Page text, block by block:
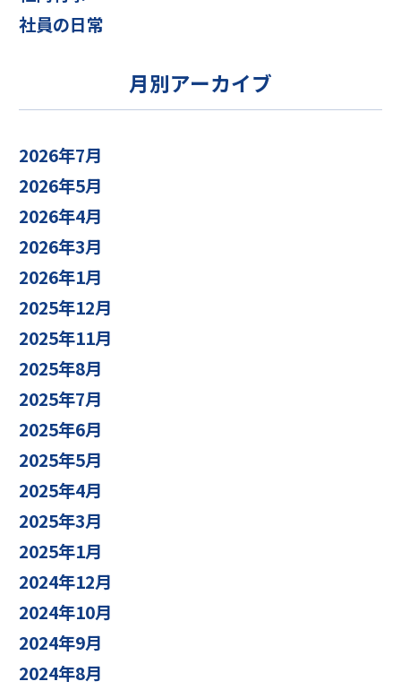
社員の日常
月別アーカイブ
2026年7月
2026年5月
2026年4月
2026年3月
2026年1月
2025年12月
2025年11月
2025年8月
2025年7月
2025年6月
2025年5月
2025年4月
2025年3月
2025年1月
2024年12月
2024年10月
2024年9月
2024年8月